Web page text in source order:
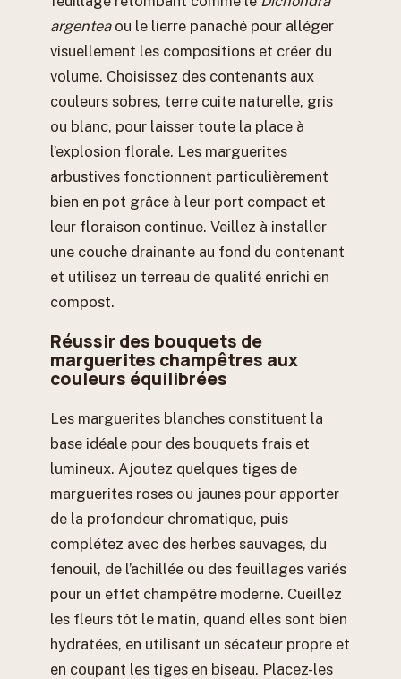
argenteaou le lierre panaché pour alléger
visuellement les compositions et créer du
volume. Choisissez des contenants aux
couleurs sobres, terre cuite naturelle, gris
ou blanc, pour laisser toute la place à
l’explosion florale. Les marguerites
arbustives fonctionnent particulièrement
bien en pot grâce à leur port compact et
leur floraison continue. Veillez à installer
une couche drainante au fond du contenant
et utilisez un terreau de qualité enrichi en
compost.
Réussir des bouquets de
marguerites champêtres aux
couleurs équilibrées
Les marguerites blanches constituent la
base idéale pour des bouquets frais et
lumineux. Ajoutez quelques tiges de
marguerites roses ou jaunes pour apporter
de la profondeur chromatique, puis
complétez avec des herbes sauvages, du
fenouil, de l’achillée ou des feuillages variés
pour un effet champêtre moderne. Cueillez
les fleurs tôt le matin, quand elles sont bien
hydratées, en utilisant un sécateur propre et
en coupant les tiges en biseau. Placez-les